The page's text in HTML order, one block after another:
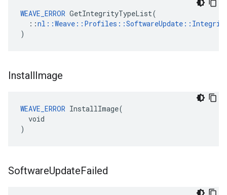
WEAVE_ERROR GetIntegrityTypeList(
  ::
)
InstallImage
WEAVE_ERROR InstallImage(
  void
)
SoftwareUpdateFailed